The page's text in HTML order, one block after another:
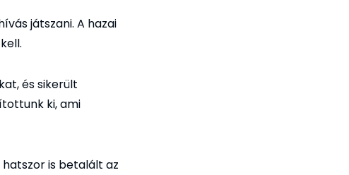
játszani. A hazai
és sikerült
ki, ami
is betalált az